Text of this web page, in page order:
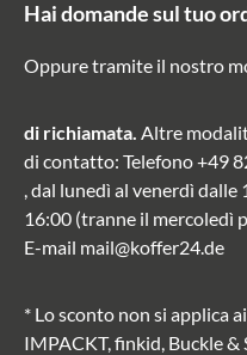
Hai domande sul tuo
Oppure tramite il nostro
di richiamata. Altre
di contatto: Telefono+49
, dal lunedì al venerdì dalle
16:00 (tranne il mercoledì
E-mail mail@koffer24.de
* Lo sconto non si applica
IMPACKT, finkid, Buckle &